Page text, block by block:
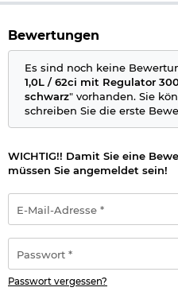
Bewertungen
Es sind noch keine
1,0L / 62ci mit Regulator
schwarz" vorhanden. Sie
schreiben Sie die erste
WICHTIG!! Damit Sie eine
müssen Sie angemeldet sein!
Mail-
Adresse
*
Passwort vergessen?